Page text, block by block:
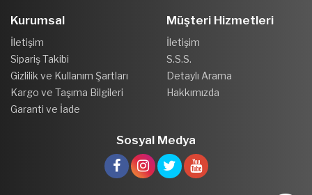
Kurumsal
İletişim
Sipariş Takibi
Gizlilik ve Kullanım Şartları
Kargo ve Taşıma Bilgileri
Garanti ve İade
Müşteri Hizmetleri
İletişim
S.S.S.
Detaylı Arama
Hakkımızda
Sosyal Medya